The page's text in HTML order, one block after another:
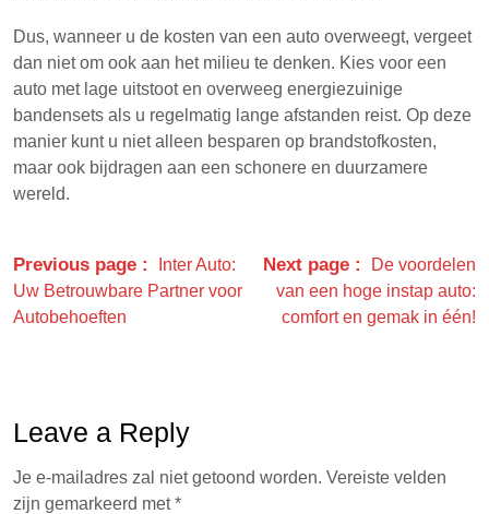
Dus, wanneer u de kosten van een auto overweegt, vergeet
dan niet om ook aan het milieu te denken. Kies voor een
auto met lage uitstoot en overweeg energiezuinige
bandensets als u regelmatig lange afstanden reist. Op deze
manier kunt u niet alleen besparen op brandstofkosten,
maar ook bijdragen aan een schonere en duurzamere
wereld.
Previous page
Inter Auto:
Uw Betrouwbare Partner voor
Autobehoeften
Next page
De voordelen
van een hoge instap auto:
comfort en gemak in één!
Leave a Reply
Je e-mailadres zal niet getoond worden. Vereiste velden
zijn gemarkeerd met*